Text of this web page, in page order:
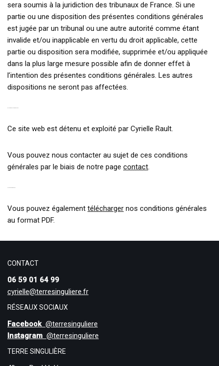
sera soumis à la juridiction des tribunaux de France. Si une
partie ou une disposition des présentes conditions générales
est jugée par un tribunal ou une autre autorité comme étant
invalide et/ou inapplicable en vertu du droit applicable, cette
partie ou disposition sera modifiée, supprimée et/ou appliquée
dans la plus large mesure possible afin de donner effet à
l’intention des présentes conditions générales. Les autres
dispositions ne seront pas affectées.
Ce site web est détenu et exploité par Cyrielle Rault.
Vous pouvez nous contacter au sujet de ces conditions
générales par le biais de notre page contact.
Vous pouvez également télécharger nos conditions générales
au format PDF.
CONTACT
06 59 01 64 99
cyrielle@terresinguliere.fr
RÉSEAUX SOCIAUX
Facebook@terresinguliere
Instagram @terresinguliere
TERRE SINGULIÈRE